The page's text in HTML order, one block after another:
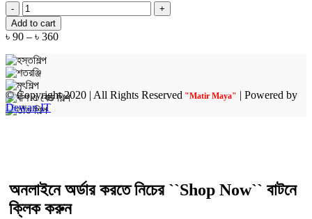
হোমমেইড
ধনিয়া
গুঁড়া
||
Matirmaya
Coriander
Powder
quantity
Add to cart
৳ 90 – ৳ 360Price
© Copyright 2020 | All Rights Reserved "Matir Maya" | Powered by
Dewan IT
অনলাইনে অর্ডার করতে নিচের ``Shop Now`` বাটনে
ক্লিক করুন